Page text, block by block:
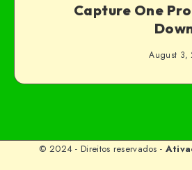
Capture One
August 3,
© 2024 - Direitos reservados -